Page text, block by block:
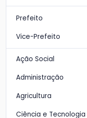
Prefeito
Vice-Prefeito
Ação Social
Administração
Agricultura
Ciência e Tecnologia